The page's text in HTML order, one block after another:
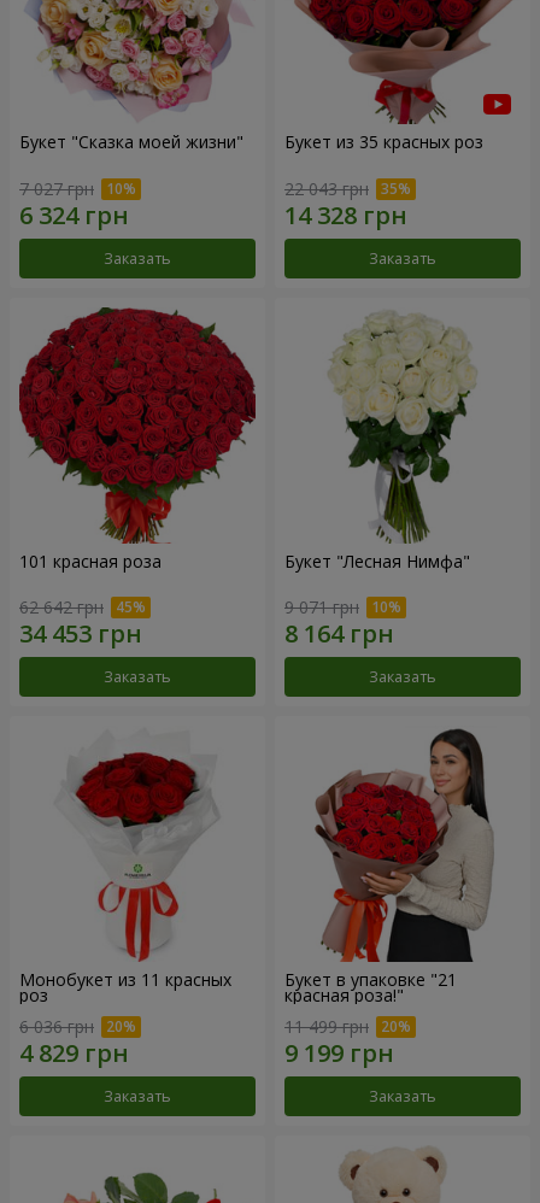
Букет "Сказка моей жизни"
7 027 грн
Заказать
Букет из 35 красных роз
22 043 грн
Заказать
101 красная роза
62 642 грн
Заказать
Букет "Лесная Нимфа"
9 071 грн
Заказать
Монобукет из 11 красных
роз
6 036 грн
Заказать
Букет в упаковке "21
красная роза!"
11 499 грн
Заказать